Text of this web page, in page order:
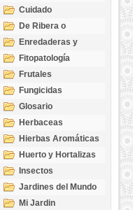
Cuidado
De Ribera o
Palustres
Enredaderas y
cubresuelos
Fitopatología
Frutales
Fungicidas
Glosario
Herbaceas
Hierbas Aromáticas
Huerto y Hortalizas
Insectos
Jardines del Mundo
Mi Jardin